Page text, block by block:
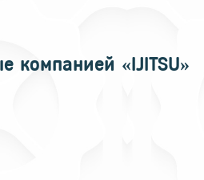
компанией «IJITSU»